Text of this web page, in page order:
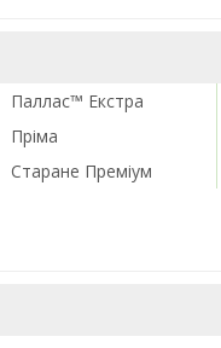
Паллас™ Екстра
Пріма
Старане Преміум